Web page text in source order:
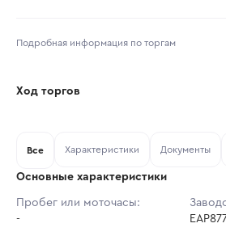
Подробная информация по торгам
Тип аукциона: Открытые
Шаг торгов: 28 764 ₽
Ход торгов
Ставок не
Все Характеристики Документы
Основные характеристики
Пробег или моточасы:
-